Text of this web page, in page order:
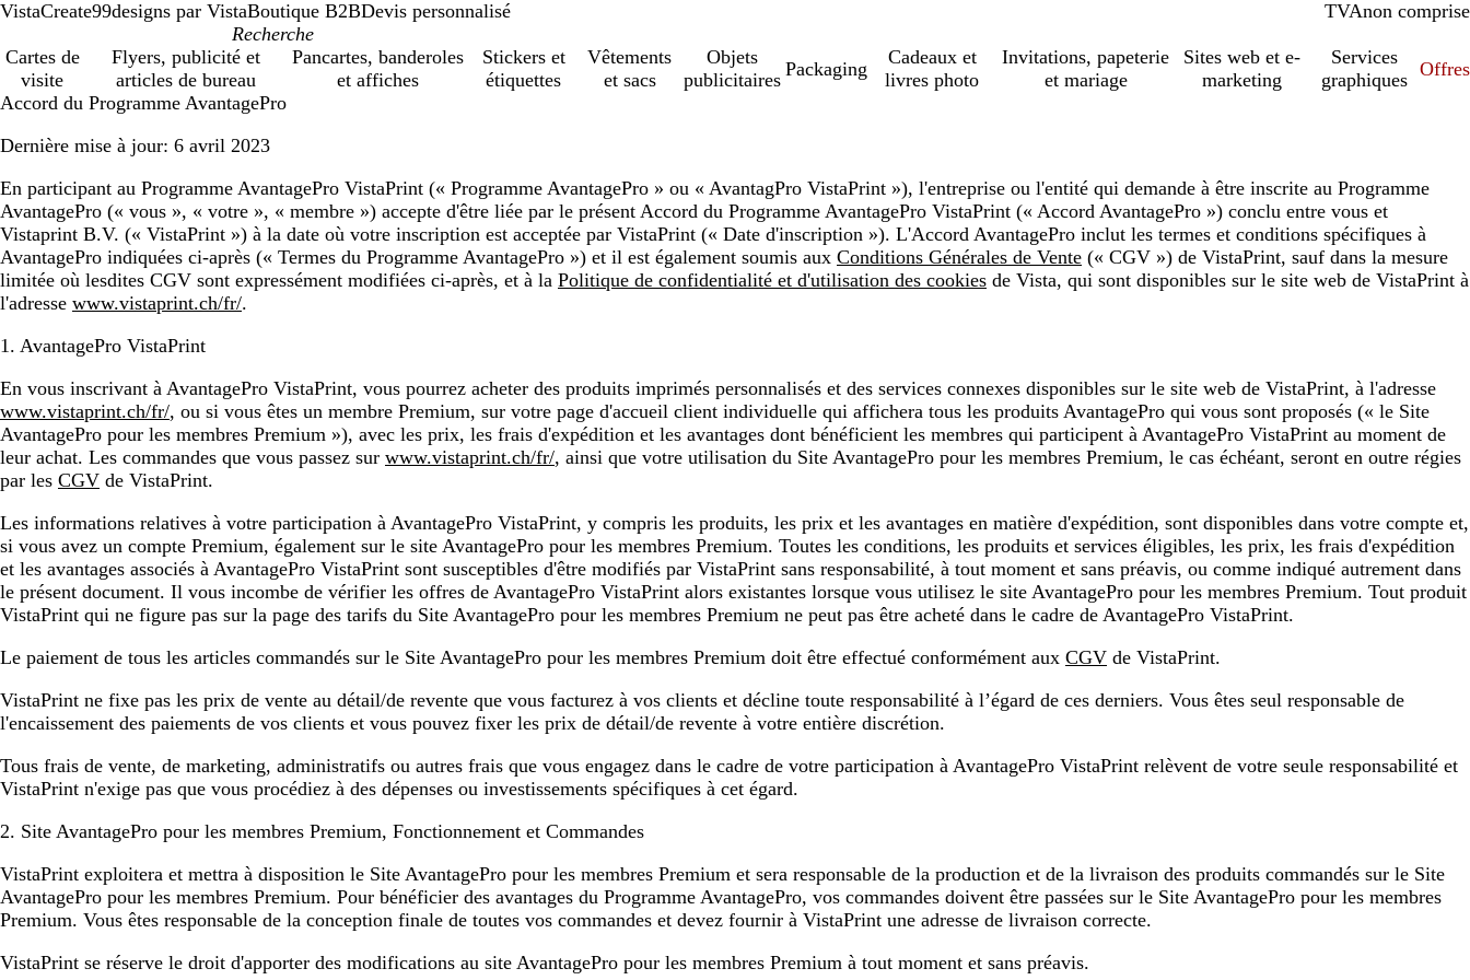
VistaCreate99designs par VistaBoutique B2BDevis personnalisé TVAcomprise
non comprise
Cartes de
visite
Flyers, publicité et
articles de bureau
Pancartes, banderoles
et affiches
Stickers et
étiquettes
Vêtements
et sacs
Objets
publicitaires
Packaging
Cadeaux et
livres photo
Invitations, papeterie
et mariage
Sites web et e-
marketing
Services
graphiques
Offres
Accord du Programme AvantagePro
Dernière mise à jour: 6 avril 2023
En participant au Programme AvantagePro VistaPrint (« Programme AvantagePro » ou « AvantagPro VistaPrint »), l'entreprise ou l'entité qui demande à être inscrite au Programme
AvantagePro (« vous », « votre », « membre ») accepte d'être liée par le présent Accord du Programme AvantagePro VistaPrint (« Accord AvantagePro ») conclu entre vous et
Vistaprint B.V. (« VistaPrint ») à la date où votre inscription est acceptée par VistaPrint (« Date d'inscription »). L'Accord AvantagePro inclut les termes et conditions spécifiques à
AvantagePro indiquées ci-après (« Termes du Programme AvantagePro ») et il est également soumis aux Conditions Générales de Vente (« CGV ») de VistaPrint, sauf dans la mesure
limitée où lesdites CGV sont expressément modifiées ci-après, et à la Politique de confidentialité et d'utilisation des cookies de Vista, qui sont disponibles sur le site web de VistaPrint à
l'adresse www.vistaprint.ch/fr/.
1. AvantagePro VistaPrint
En vous inscrivant à AvantagePro VistaPrint, vous pourrez acheter des produits imprimés personnalisés et des services connexes disponibles sur le site web de VistaPrint, à l'adresse
www.vistaprint.ch/fr/, ou si vous êtes un membre Premium, sur votre page d'accueil client individuelle qui affichera tous les produits AvantagePro qui vous sont proposés (« le Site
AvantagePro pour les membres Premium »), avec les prix, les frais d'expédition et les avantages dont bénéficient les membres qui participent à AvantagePro VistaPrint au moment de
leur achat. Les commandes que vous passez sur www.vistaprint.ch/fr/, ainsi que votre utilisation du Site AvantagePro pour les membres Premium, le cas échéant, seront en outre régies
par les CGV de VistaPrint.
Les informations relatives à votre participation à AvantagePro VistaPrint, y compris les produits, les prix et les avantages en matière d'expédition, sont disponibles dans votre compte et,
si vous avez un compte Premium, également sur le site AvantagePro pour les membres Premium. Toutes les conditions, les produits et services éligibles, les prix, les frais d'expédition
et les avantages associés à AvantagePro VistaPrint sont susceptibles d'être modifiés par VistaPrint sans responsabilité, à tout moment et sans préavis, ou comme indiqué autrement dans
le présent document. Il vous incombe de vérifier les offres de AvantagePro VistaPrint alors existantes lorsque vous utilisez le site AvantagePro pour les membres Premium. Tout produit
VistaPrint qui ne figure pas sur la page des tarifs du Site AvantagePro pour les membres Premium ne peut pas être acheté dans le cadre de AvantagePro VistaPrint.
Le paiement de tous les articles commandés sur le Site AvantagePro pour les membres Premium doit être effectué conformément aux CGV de VistaPrint.
VistaPrint ne fixe pas les prix de vente au détail/de revente que vous facturez à vos clients et décline toute responsabilité à l’égard de ces derniers. Vous êtes seul responsable de
l'encaissement des paiements de vos clients et vous pouvez fixer les prix de détail/de revente à votre entière discrétion.
Tous frais de vente, de marketing, administratifs ou autres frais que vous engagez dans le cadre de votre participation à AvantagePro VistaPrint relèvent de votre seule responsabilité et
VistaPrint n'exige pas que vous procédiez à des dépenses ou investissements spécifiques à cet égard.
2. Site AvantagePro pour les membres Premium, Fonctionnement et Commandes
VistaPrint exploitera et mettra à disposition le Site AvantagePro pour les membres Premium et sera responsable de la production et de la livraison des produits commandés sur le Site
AvantagePro pour les membres Premium. Pour bénéficier des avantages du Programme AvantagePro, vos commandes doivent être passées sur le Site AvantagePro pour les membres
Premium. Vous êtes responsable de la conception finale de toutes vos commandes et devez fournir à VistaPrint une adresse de livraison correcte.
VistaPrint se réserve le droit d'apporter des modifications au site AvantagePro pour les membres Premium à tout moment et sans préavis.